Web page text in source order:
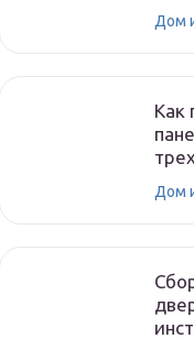
Дом
Как
Дом